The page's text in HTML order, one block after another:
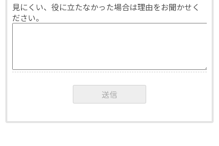
見にくい、役に立たなかった場合は理由をお聞かせく
ださい。